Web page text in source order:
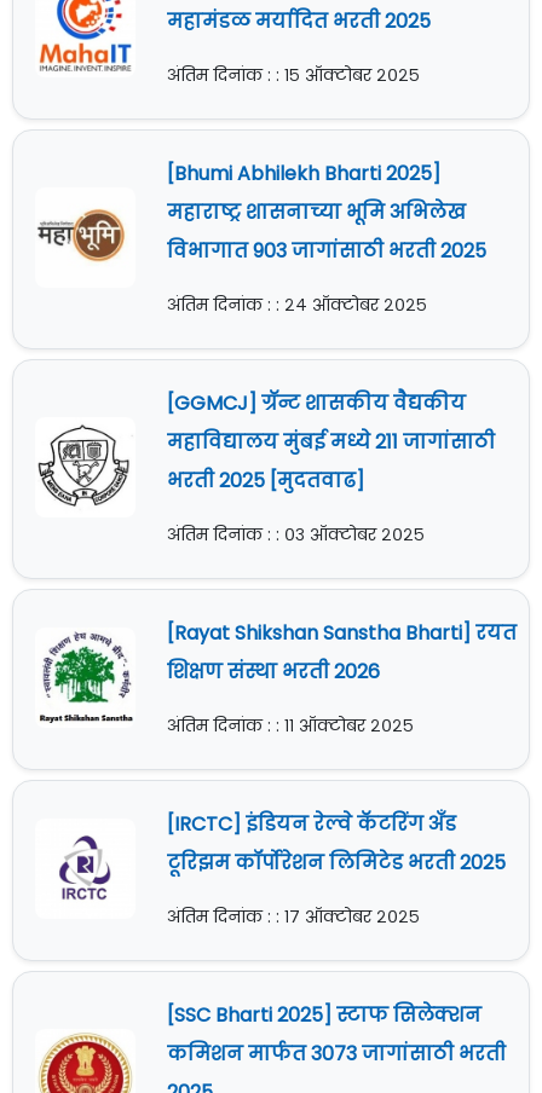
महामंडळ मर्यादित भरती 2025
अंतिम दिनांक : : १५ ऑक्टोबर २०२५
[Bhumi Abhilekh Bharti 2025]
महाराष्ट्र शासनाच्या भूमि अभिलेख
विभागात 903 जागांसाठी भरती 2025
अंतिम दिनांक : : २४ ऑक्टोबर २०२५
[GGMCJ] ग्रॅन्ट शासकीय वैद्यकीय
महाविद्यालय मुंबई मध्ये 211 जागांसाठी
भरती 2025 [मुदतवाढ]
अंतिम दिनांक : : ०३ ऑक्टोबर २०२५
[Rayat Shikshan Sanstha Bharti] रयत
शिक्षण संस्था भरती 2026
अंतिम दिनांक : : ११ ऑक्टोबर २०२५
[IRCTC] इंडियन रेल्वे कॅटरिंग अँड
टूरिझम कॉर्पोरेशन लिमिटेड भरती 2025
अंतिम दिनांक : : १७ ऑक्टोबर २०२५
[SSC Bharti 2025] स्टाफ सिलेक्शन
कमिशन मार्फत 3073 जागांसाठी भरती